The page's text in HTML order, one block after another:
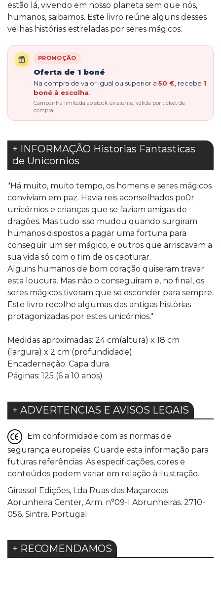
estão lá, vivendo em nosso planeta sem que nós,
humanos, saibamos. Este livro reúne alguns desses
velhas histórias estreladas por seres mágicos.
PROMOÇÃO
Oferta de 1 boné
Na compra de valor igual ou superior a 50 € , recebe 1
boné à escolha
Campanha limitada ao stock existente, válida por ticket de
compra.
+ INFORMAÇÃO Historias Fantasticas
de Unicornios
"Há muito, muito tempo, os homens e seres mágicos
conviviam em paz. Havia reis aconselhados po0r
unicórnios e crianças que se faziam amigas de
dragões. Mas tudo isso mudou quando surgiram
humanos dispostos a pagar uma fortuna para
conseguir um ser mágico, e outros que arriscavam a
sua vida só com o fim de os capturar.
Alguns humanos de bom coração quiseram travar
esta loucura. Mas não o conseguiram e, no final, os
seres mágicos tiveram que se esconder para sempre.
Este livro recolhe algumas das antigas histórias
protagonizadas por estes unicórnios."
Medidas aproximadas: 24 cm(altura) x 18 cm
(largura) x 2 cm (profundidade).
Encadernação: Capa dura
Páginas: 125 (6 a 10 anos)
+ ADVERTENCIAS E AVISOS LEGAIS
Em conformidade com as normas de
segurança europeias. Guarde esta informação para
futuras referências. As especificações, cores e
conteúdos podem variar em relação à ilustração.
Girassol Edições, Lda Ruas das Maçarocas.
Abrunheira Center, Arm. n°09-I Abrunheiras. 2710-
056. Sintra. Portugal
+ RECOMENDAMOS